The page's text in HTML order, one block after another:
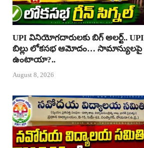
UPI వినియోగదారులకు బిగ్ అలర్ట్..
బిల్లు లోకసభ ఆమోదం… సామాన్యులపై
ఉంటాయా?..
August 8, 2026